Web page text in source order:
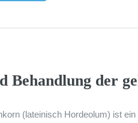
Behandlung der
(lateinisch Hordeolum) ist